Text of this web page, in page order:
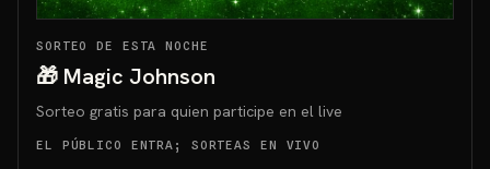
SORTEO DE ESTA NOCHE
🎁 Magic Johnson
Sorteo gratis para quien participe en el live
EL PÚBLICO ENTRA; SORTEAS EN VIVO